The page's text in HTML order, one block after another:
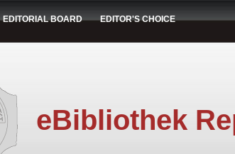
EDITORIAL BOARD EDITOR'S CHOICE
eBibliothek